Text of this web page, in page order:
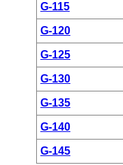
G-115
G-120
G-125
G-130
G-135
G-140
G-145